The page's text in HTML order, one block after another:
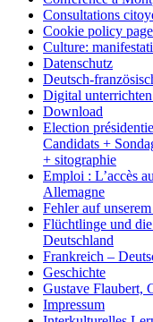
Consultations
Cookie policy page
Culture:
Datenschutz
Deutsch-
Digital
Download
Election
Candidats +
+ sitographie
Emploi : L’accès
Allemagne
Fehler auf
Flüchtlinge und
Deutschland
Frankreich –
Geschichte
Gustave Flaubert,
Impressum